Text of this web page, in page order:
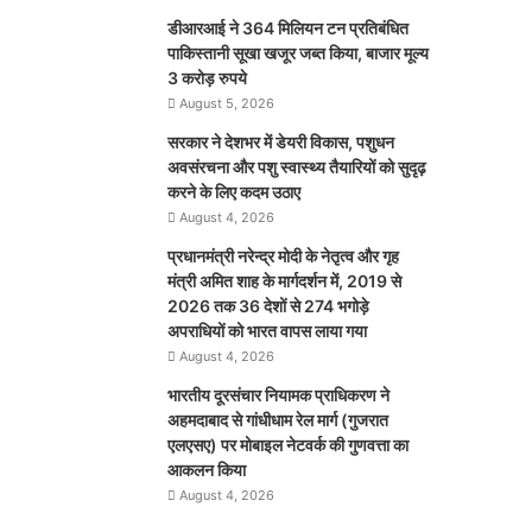
डीआरआई ने 364 मिलियन टन प्रतिबंधित
पाकिस्तानी सूखा खजूर जब्त किया, बाजार मूल्य
3 करोड़ रुपये
August 5, 2026
सरकार ने देशभर में डेयरी विकास, पशुधन
अवसंरचना और पशु स्वास्थ्य तैयारियों को सुदृढ़
करने के लिए कदम उठाए
August 4, 2026
प्रधानमंत्री नरेन्द्र मोदी के नेतृत्व और गृह
मंत्री अमित शाह के मार्गदर्शन में, 2019 से
2026 तक 36 देशों से 274 भगोड़े
अपराधियों को भारत वापस लाया गया
August 4, 2026
भारतीय दूरसंचार नियामक प्राधिकरण ने
अहमदाबाद से गांधीधाम रेल मार्ग (गुजरात
एलएसए) पर मोबाइल नेटवर्क की गुणवत्ता का
आकलन किया
August 4, 2026